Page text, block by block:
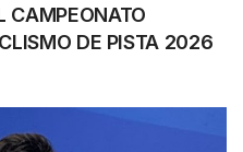
CAMPEONATO
DE PISTA 2026